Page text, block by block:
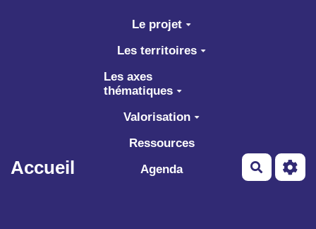
Aller au contenu principal
Accueil
Le projet
Les territoires
Les axes
thématiques
Valorisation
Ressources
Agenda